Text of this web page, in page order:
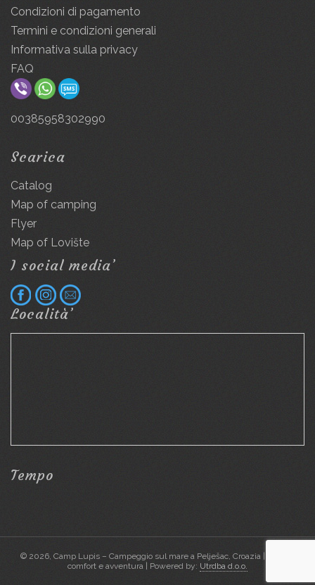
Condizioni di pagamento
Termini e condizioni generali
Informativa sulla privacy
FAQ
00385958302990
Scarica
Catalog
Map of camping
Flyer
Map of Lovište
I social media’
Località’
Tempo
© 2026, Camp Lupis – Campeggio sul mare a Pelješac, Croazia | Natura,
comfort e avventura | Powered by: Utrdba d.o.o.